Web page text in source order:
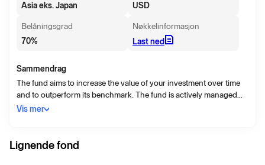
Asia eks. Japan
USD
Belåningsgrad
70%
Nøkkelinformasjon
Last ned
Sammendrag
The fund aims to increase the value of your investment over time
and to outperform its benchmark. The fund is actively managed
and invests primarily in stocks in the Asian market, excluding
review of substantial amounts of data (quantitative analysis) with
focus on companies' quality, valuation, market sentiment, and how
Vis mer
Lignende fond